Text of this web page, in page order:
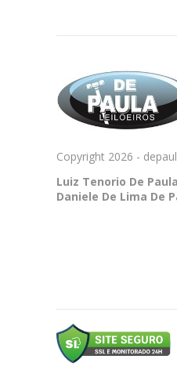
Copyright 2026 -
Luiz Tenorio De
Daniele De Lima De